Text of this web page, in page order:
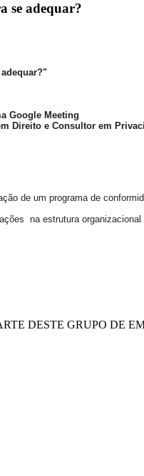
se adequar?
Google Meeting
Direito e Consultor em
de um programa de
na estrutura
DESTE GRUPO DE